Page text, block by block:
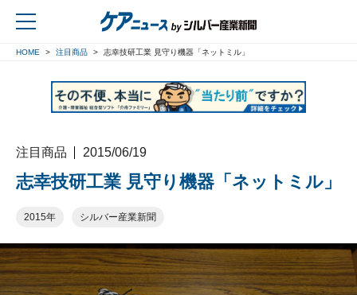
HOME 注目商品 志幸技研工業 見守り機器「ネットミル」
注目商品 2015/06/19
志幸技研工業 見守り機器「ネットミル」
2015年 シルバー産業新聞